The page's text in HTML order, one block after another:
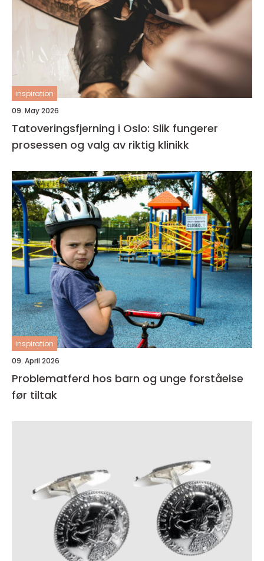
inspiration
09. May 2026
Tatoveringsfjerning i Oslo: Slik fungerer
prosessen og valg av riktig klinikk
inspiration
09. April 2026
Problematferd hos barn og unge forståelse
før tiltak